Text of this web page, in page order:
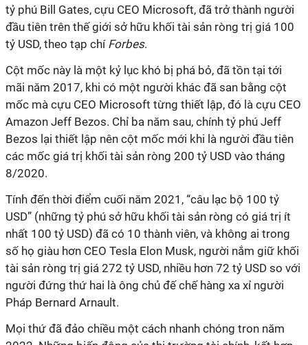
tỷ phú Bill Gates, cựu CEO Microsoft, đã trở thành người
đầu tiên trên thế giới sở hữu khối tài sản ròng trị giá 100
tỷ USD, theo tạp chí Forbes.
Cột mốc này là một kỷ lục khó bị phá bỏ, đã tồn tại tới
mãi năm 2017, khi có một người khác đã san bằng cột
mốc mà cựu CEO Microsoft từng thiết lập, đó là cựu CEO
Amazon Jeff Bezos. Chỉ ba năm sau, chính tỷ phú Jeff
Bezos lại thiết lập nên cột mốc mới khi là người đầu tiên
các mốc giá trị khối tài sản ròng 200 tỷ USD vào tháng
8/2020.
Tính đến thời điểm cuối năm 2021, “câu lạc bộ 100 tỷ
USD” (những tỷ phú sở hữu khối tài sản ròng có giá trị ít
nhất 100 tỷ USD) đã có 10 thành viên, và không ai trong
số họ giàu hơn CEO Tesla Elon Musk, người nắm giữ khối
tài sản ròng trị giá 272 tỷ USD, nhiều hơn 72 tỷ USD so với
người đứng thứ hai là ông chủ đế chế hàng xa xỉ người
Pháp Bernard Arnault.
Mọi thứ đã đảo chiều một cách nhanh chóng tron năm